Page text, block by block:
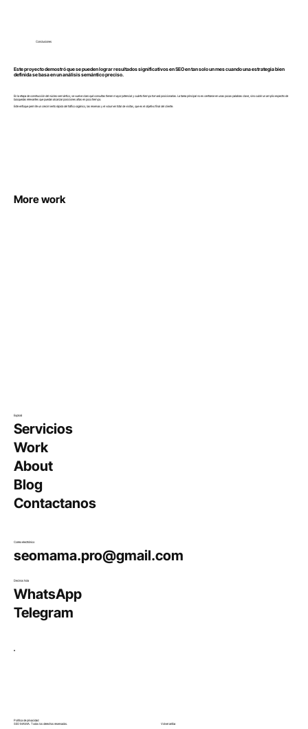
Conclusiones
Este proyecto demostró que se pueden lograr resultados significativos en SEO en tan solo un mes cuando una estrategia bien
definida se basa en un análisis semántico preciso.
En la etapa de construcción del núcleo semántico, se vuelve claro qué consultas tienen mayor potencial y cuánto tiempo tomará posicionarlas. La tarea principal no es centrarse en unas pocas palabras clave, sino cubrir un amplio espectro de
búsquedas relevantes que puedan alcanzar posiciones altas en poco tiempo.
Este enfoque permite un crecimiento rápido del tráfico orgánico, las reservas y el volumen total de visitas, que es el objetivo final del cliente.
More work
SEO MAMA. Todos los derechos reservados.
Política de privacidad
Volver arriba
Explorá
Servicios
Work
About
Blog
​Contactanos
Correo electrónico
seomama.pro@gmail.com
Decinos hola
WhatsApp
Telegram